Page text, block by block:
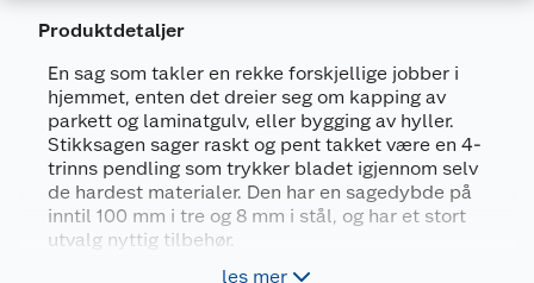
Produktdetaljer
En sag som takler en rekke forskjellige jobber i
hjemmet, enten det dreier seg om kapping av
parkett og laminatgulv, eller bygging av hyller.
Stikksagen sager raskt og pent takket være en 4-
trinns pendling som trykker bladet igjennom selv
de hardest materialer. Den har en sagedybde på
inntil 100 mm i tre og 8 mm i stål, og har et stort
utvalg nyttig tilbehør.
les mer
Generelt
Artikkelnummer
4053423225952
Leverandørens artikkelnummer
0603011100
Størrelse
18 V-100